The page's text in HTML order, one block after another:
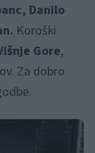
Danilo
Koroški
Gore,
Za dobro